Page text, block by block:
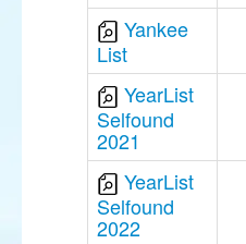
Yankee
List
YearList
Selfound
2021
YearList
Selfound
2022